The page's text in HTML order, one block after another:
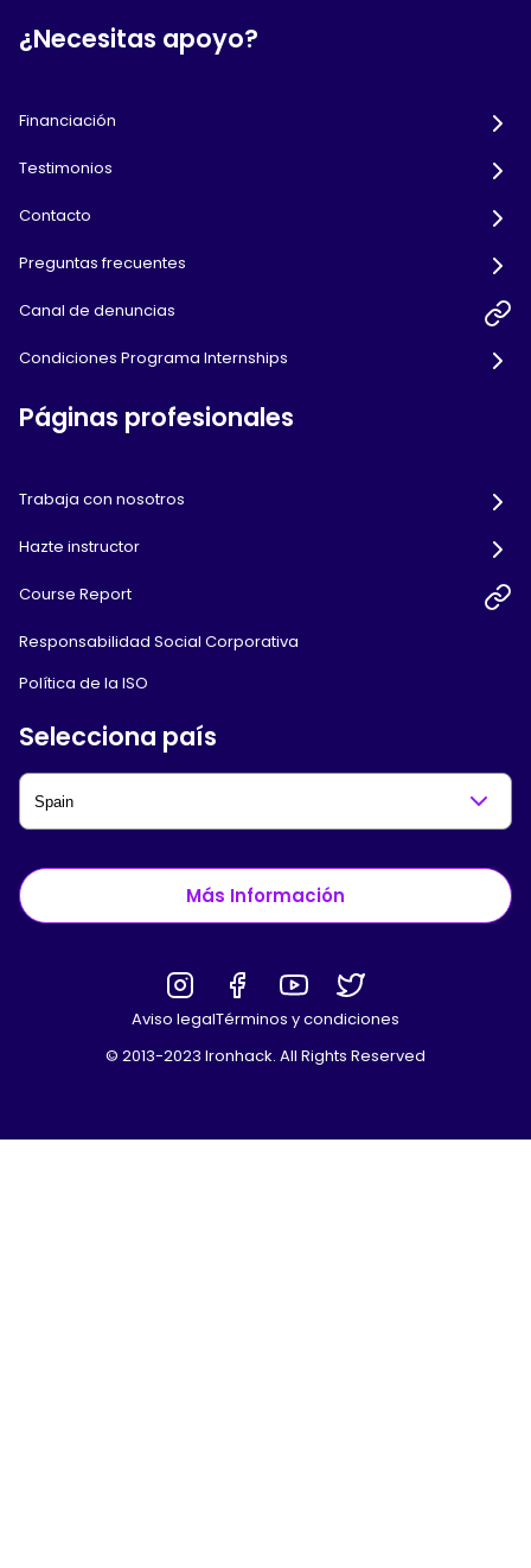
¿Necesitas apoyo?
Financiación
Testimonios
Contacto
Preguntas frecuentes
Canal de denuncias
Condiciones Programa Internships
Páginas profesionales
Trabaja con nosotros
Hazte instructor
Course Report
Responsabilidad Social Corporativa
Política de la ISO
Selecciona país
Más Información
Aviso legalTérminos y condiciones
© 2013-2023 Ironhack. All Rights Reserved